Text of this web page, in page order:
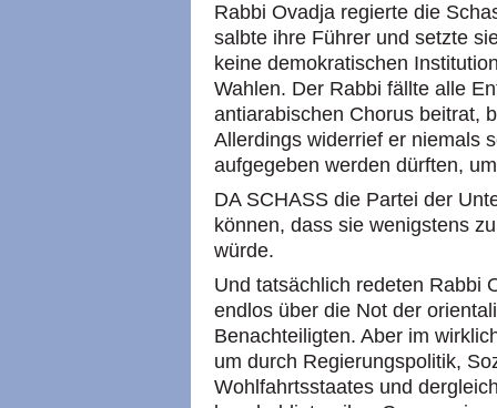
Rabbi Ovadja regierte die
salbte ihre Führer und setzte
keine demokratischen
Wahlen. Der Rabbi fällte alle
antiarabischen Chorus beitrat,
Allerdings widerrief er niemals
aufgegeben werden dürften,
DA SCHASS die Partei der
können, dass sie wenigstens
würde.
Und tatsächlich redeten Rabbi
endlos über die Not der
Benachteiligten. Aber im
um durch Regierungspolitik,
Wohlfahrtsstaates und